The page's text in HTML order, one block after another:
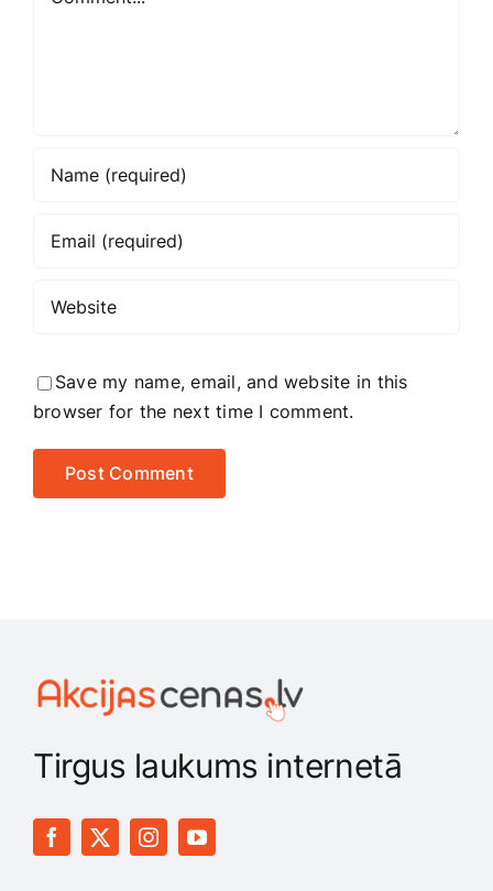
Save my name, email, and website in this
browser for the next time I comment.
Tirgus laukums internetā